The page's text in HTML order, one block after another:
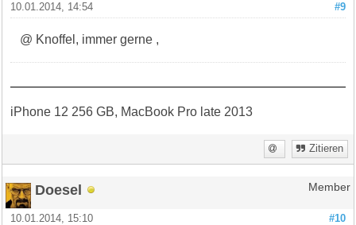
#9
10.01.2014, 14:54
@ Knoffel, immer gerne ,
iPhone 12 256 GB, MacBook Pro late 2013
Zitieren
Doesel Member
#10
10.01.2014, 15:10